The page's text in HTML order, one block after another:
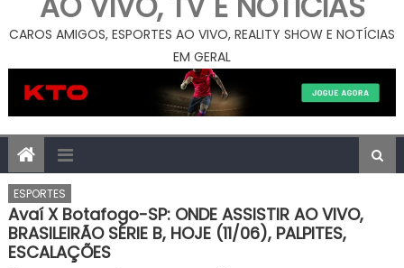
CAROS AMIGOS, ESPORTES AO VIVO, REALITY SHOW E NOTÍCIAS
EM GERAL
ESPORTES
Avaí X Botafogo-SP: ONDE ASSISTIR AO VIVO,
BRASILEIRÃO SÉRIE B, HOJE (11/06), PALPITES,
ESCALAÇÕES